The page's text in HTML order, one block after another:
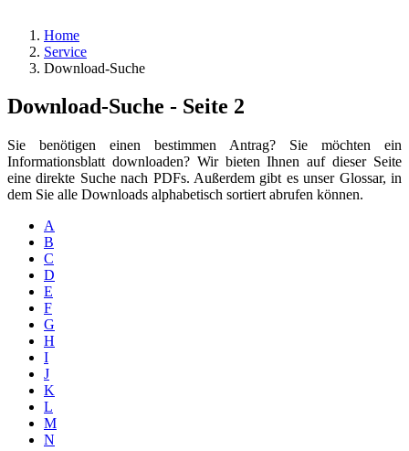
Home
Service
Download-Suche
Download-Suche - Seite 2
Sie benötigen einen bestimmen Antrag? Sie möchten ein
Informationsblatt downloaden? Wir bieten Ihnen auf dieser Seite
eine direkte Suche nach PDFs. Außerdem gibt es unser Glossar, in
dem Sie alle Downloads alphabetisch sortiert abrufen können.
A
B
C
D
E
F
G
H
I
J
K
L
M
N